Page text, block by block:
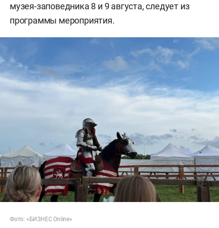
музея-заповедника 8 и 9 августа, следует из
программы мероприятия.
Фото: «БИЗНЕС Online»